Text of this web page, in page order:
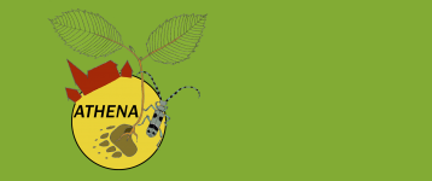
Passer
contenu